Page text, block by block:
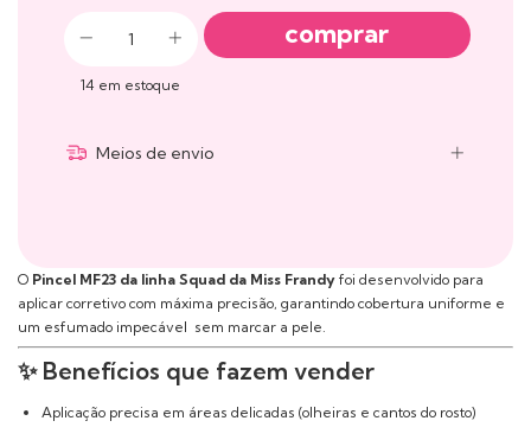
14 em estoque
Meios de envio
O Pincel MF23 da linha Squad da Miss Frandy foi desenvolvido para
aplicar corretivo com máxima precisão, garantindo cobertura uniforme e
um esfumado impecável sem marcar a pele.
✨ Benefícios que fazem vender
Aplicação precisa em áreas delicadas (olheiras e cantos do rosto)